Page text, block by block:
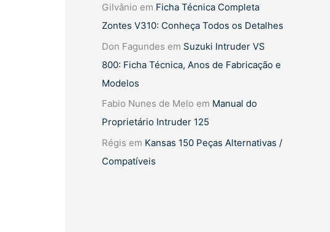
Gilvânio em Ficha Técnica Completa
Zontes V310: Conheça Todos os Detalhes
Don Fagundes em Suzuki Intruder VS
800: Ficha Técnica, Anos de Fabricação e
Modelos
Fabio Nunes de Melo em Manual do
Proprietário Intruder 125
Régis em Kansas 150 Peças Alternativas /
Compatíveis